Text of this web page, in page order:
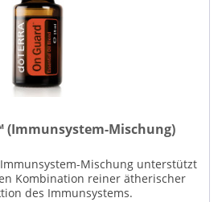
(Immunsystem-Mischung)
Immunsystem-Mischung unterstützt
Kombination reiner ätherischer
des Immunsystems.